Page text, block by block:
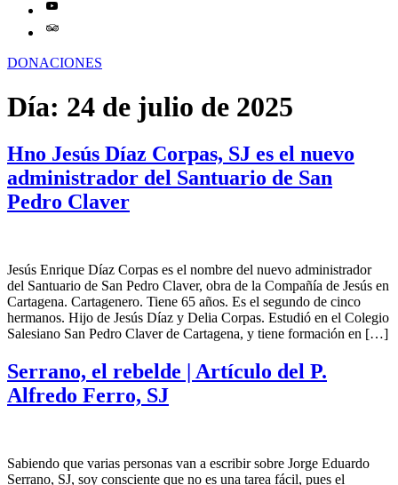
DONACIONES
Día: 24 de julio de 2025
Hno Jesús Díaz Corpas, SJ es el nuevo
administrador del Santuario de San
Pedro Claver
Jesús Enrique Díaz Corpas es el nombre del nuevo administrador
del Santuario de San Pedro Claver, obra de la Compañía de Jesús en
Cartagena. Cartagenero. Tiene 65 años. Es el segundo de cinco
hermanos. Hijo de Jesús Díaz y Delia Corpas. Estudió en el Colegio
Salesiano San Pedro Claver de Cartagena, y tiene formación en […]
Serrano, el rebelde | Artículo del P.
Alfredo Ferro, SJ
Sabiendo que varias personas van a escribir sobre Jorge Eduardo
Serrano, SJ, soy consciente que no es una tarea fácil, pues el